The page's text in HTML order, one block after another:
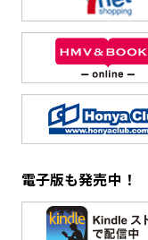
電子版も発売中！